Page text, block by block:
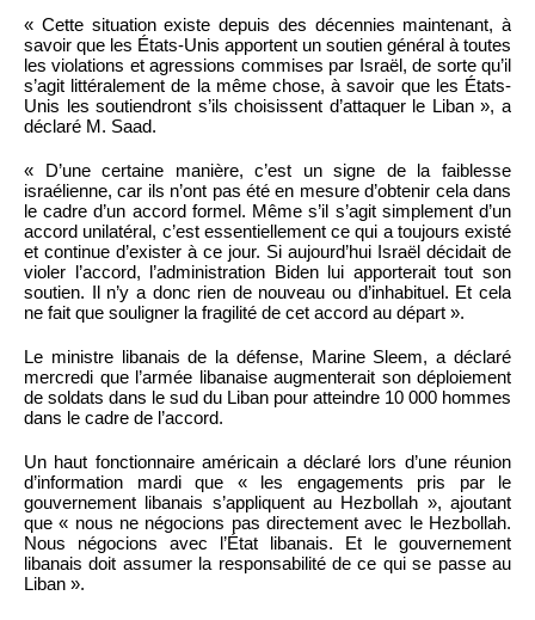
« Cette situation existe depuis des décennies maintenant, à
savoir que les États-Unis apportent un soutien général à toutes
les violations et agressions commises par Israël, de sorte qu’il
s’agit littéralement de la même chose, à savoir que les États-
Unis les soutiendront s’ils choisissent d’attaquer le Liban », a
déclaré M. Saad.
« D’une certaine manière, c’est un signe de la faiblesse
israélienne, car ils n’ont pas été en mesure d’obtenir cela dans
le cadre d’un accord formel. Même s’il s’agit simplement d’un
accord unilatéral, c’est essentiellement ce qui a toujours existé
et continue d’exister à ce jour. Si aujourd’hui Israël décidait de
violer l’accord, l’administration Biden lui apporterait tout son
soutien. Il n’y a donc rien de nouveau ou d’inhabituel. Et cela
ne fait que souligner la fragilité de cet accord au départ ».
Le ministre libanais de la défense, Marine Sleem, a déclaré
mercredi que l’armée libanaise augmenterait son déploiement
de soldats dans le sud du Liban pour atteindre 10 000 hommes
dans le cadre de l’accord.
Un haut fonctionnaire américain a déclaré lors d’une réunion
d’information mardi que « les engagements pris par le
gouvernement libanais s’appliquent au Hezbollah », ajoutant
que « nous ne négocions pas directement avec le Hezbollah.
Nous négocions avec l’État libanais. Et le gouvernement
libanais doit assumer la responsabilité de ce qui se passe au
Liban ».